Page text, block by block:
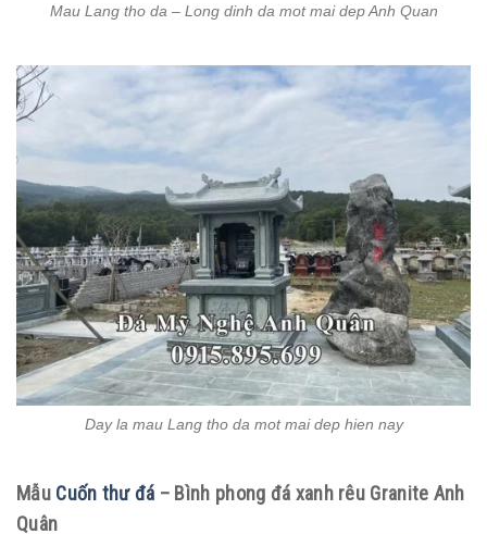
Mau Lang tho da – Long dinh da mot mai dep Anh Quan
Day la mau Lang tho da mot mai dep hien nay
Mẫu Cuốn thư đá – Bình phong đá xanh rêu Granite Anh
Quân